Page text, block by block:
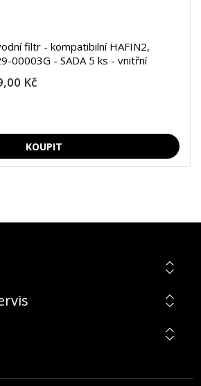
filtr - kompatibilní HAFIN2,
00003G - SADA 5 ks - vnitřní
Kč